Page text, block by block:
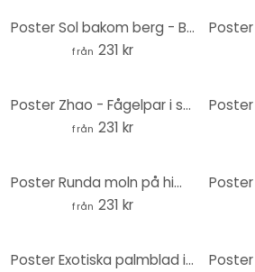
Poster Sol bakom berg - Bodart - Rund
från 231 kr
Poster Zhao - Fågelpar i solnedgången - Runda
från 231 kr
Poster Runda moln på himlen - Hobday - Rund
från 231 kr
Poster Exotiska palmblad i guld-grönt - Manovski - Rund